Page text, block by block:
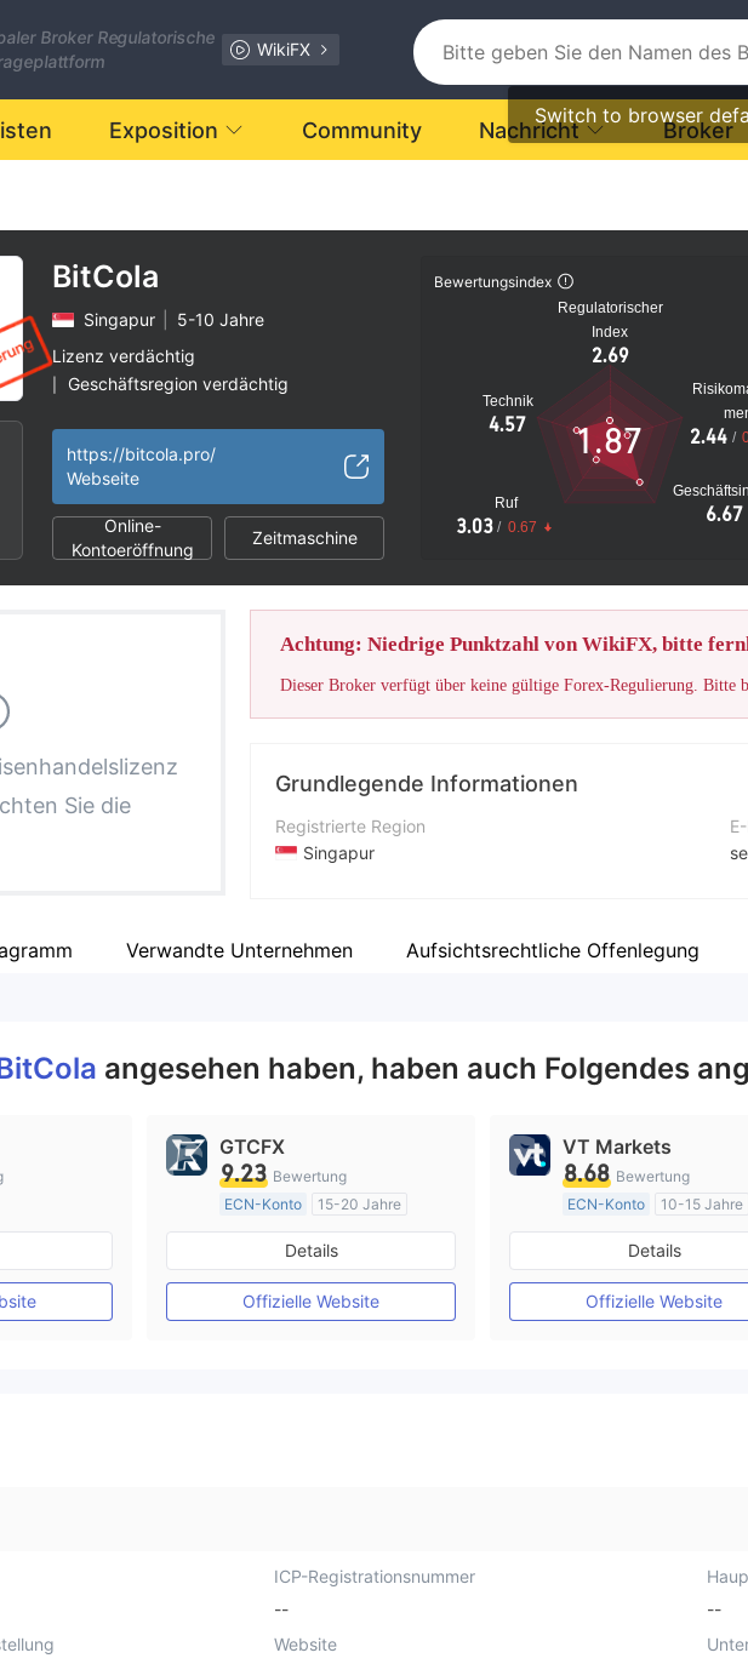
Broker Regulatorische
WikiFX
Switch to browser
Exposition Community Nachricht Broker
BitCola
Singapur
5-10 Jahre
Lizenz verdächtig
Geschäftsregion verdächtig
https://bitcola.pro/
Webseite
Online-
Kontoeröffnung
Zeitmaschine
Bewertungsindex
Regulatorischer
Index
2.69
Technik
4.57
Ruf
3.03 / 0.67
6.67
2.44 /
1.87
Sie die
Achtung: Niedrige Punktzahl von WikiFX, bitte
Dieser Broker verfügt über keine gültige Forex-Regulierung. Bitte
Grundlegende Informationen
Registrierte Region
Singapur
Unternehmen
Verwandte Unternehmen Aufsichtsrechtliche Offenlegung
angesehen haben, haben auch Folgendes
GTCFX
9.23 Bewertung
ECN-Konto
15-20 Jahre
Vereinigtes KönigreichRegulierung
Market Making (MM)
MT4-Volllizenz
Details
Offizielle Website
VT Markets
8.68 Bewertung
ECN-Konto
10-15 Jahre
AustralienRegulierung
Market Making (MM)
MT4-Volllizenz
Details
Offizielle Website
ICP-Registrationsnummer
--
--
Website